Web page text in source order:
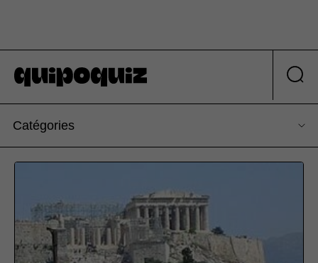
Catégories